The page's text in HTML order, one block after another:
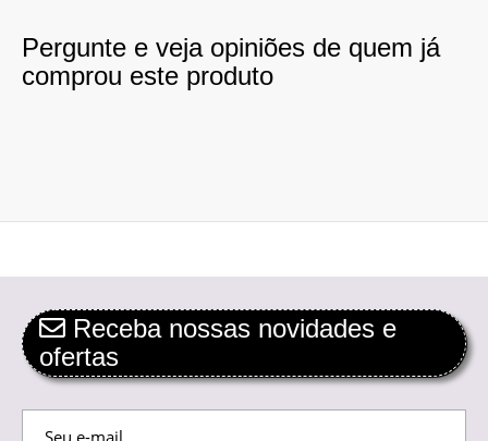
Pergunte e veja opiniões de quem já
comprou este produto
Receba nossas novidades e
ofertas